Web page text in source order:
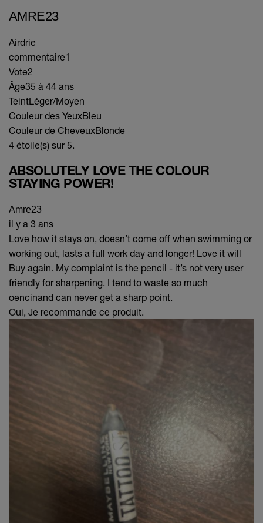
AMRE23
Airdrie
commentaire1
Vote2
Âge35 à 44 ans
TeintLéger/Moyen
Couleur des YeuxBleu
Couleur de CheveuxBlonde
4 étoile(s) sur 5.
ABSOLUTELY LOVE THE COLOUR
STAYING POWER!
Amre23
il y a 3 ans
Love how it stays on, doesn’t come off when swimming or
working out, lasts a full work day and longer! Love it will
Buy again. My complaint is the pencil - it’s not very user
friendly for sharpening. I tend to waste so much
oencinand can never get a sharp point.
Oui, Je recommande ce produit.